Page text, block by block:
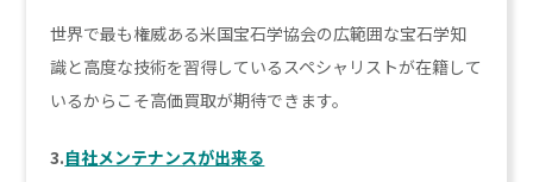
世界で最も権威ある米国宝石学協会の広範囲な宝石学知
識と高度な技術を習得しているスペシャリストが在籍して
いるからこそ高価買取が期待できます。
3.自社メンテナンスが出来る